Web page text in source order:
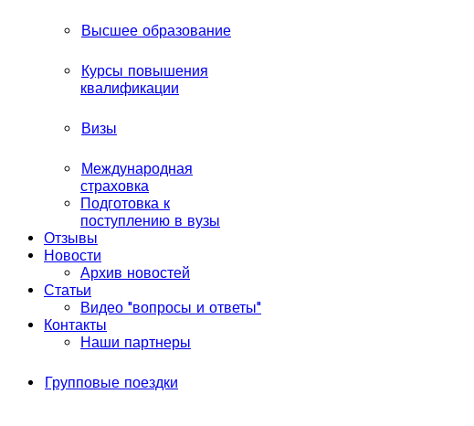
Высшее образование
Курсы повышения
квалификации
Визы
Международная
страховка
Подготовка к
поступлению в вузы
Отзывы
Новости
Архив новостей
Статьи
Видео "вопросы и ответы"
Контакты
Наши партнеры
Групповые поездки